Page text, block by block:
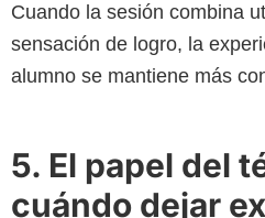
Cuando la sesión combina
sensación de logro, la
alumno se mantiene más
5. El papel del
cuándo dejar